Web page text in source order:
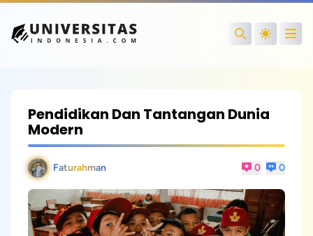
Search
Pendidikan Dan Tantangan Dunia
Modern
Faturahman 0 0